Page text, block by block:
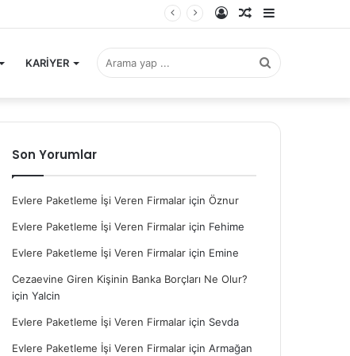
Rastgele
Kayıt
KARİYER Arama
yap
Son Yorumlar
Evlere Paketleme İşi Veren Firmalar içinÖznur
Evlere Paketleme İşi Veren Firmalar için Fehime
Evlere Paketleme İşi Veren Firmalar için Emine
Cezaevine Giren Kişinin Banka Borçları Ne Olur?
içinYalcin
Evlere Paketleme İşi Veren Firmalar için Sevda
Evlere Paketleme İşi Veren Firmalar içinArmağan